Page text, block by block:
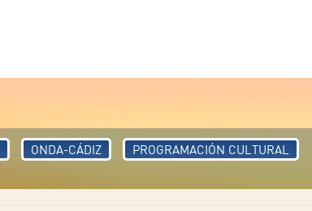
ONDA-CÁDIZ PROGRAMACIÓN CULTURAL